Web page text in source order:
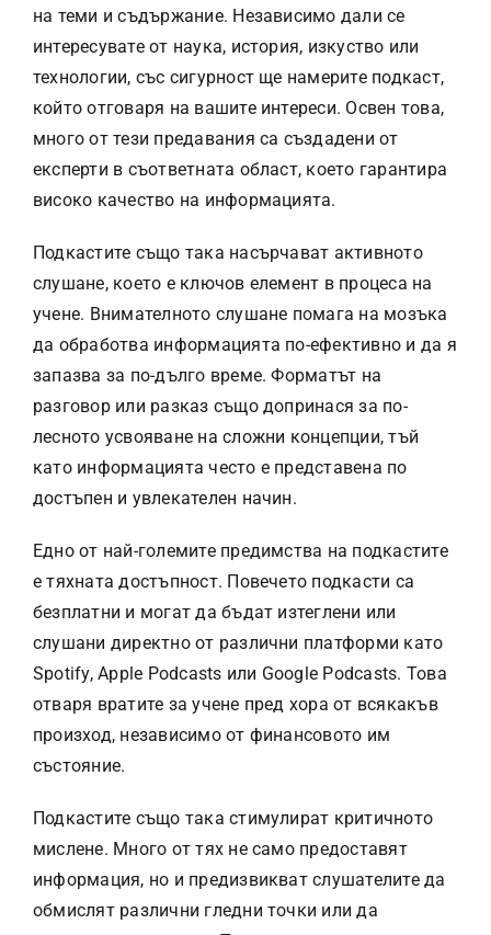
на теми и съдържание. Независимо дали се
интересувате от наука, история, изкуство или
технологии, със сигурност ще намерите подкаст,
който отговаря на вашите интереси. Освен това,
много от тези предавания са създадени от
експерти в съответната област, което гарантира
високо качество на информацията.
Подкастите също така насърчават активното
слушане, което е ключов елемент в процеса на
учене. Внимателното слушане помага на мозъка
да обработва информацията по-ефективно и да я
запазва за по-дълго време. Форматът на
разговор или разказ също допринася за по-
лесното усвояване на сложни концепции, тъй
като информацията често е представена по
достъпен и увлекателен начин.
Едно от най-големите предимства на подкастите
е тяхната достъпност. Повечето подкасти са
безплатни и могат да бъдат изтеглени или
слушани директно от различни платформи като
Spotify, Apple Podcasts или Google Podcasts. Това
отваря вратите за учене пред хора от всякакъв
произход, независимо от финансовото им
състояние.
Подкастите също така стимулират критичното
мислене. Много от тях не само предоставят
информация, но и предизвикват слушателите да
обмислят различни гледни точки или да